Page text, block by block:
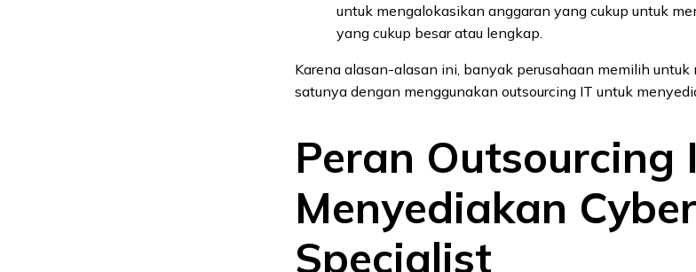
untuk mengalokasikan anggaran yang cukup untuk
yang cukup besar atau lengkap.
Karena alasan-alasan ini, banyak perusahaan memilih
satunya dengan menggunakan outsourcing IT untuk
Peran Outsourcing
Menyediakan
Specialist